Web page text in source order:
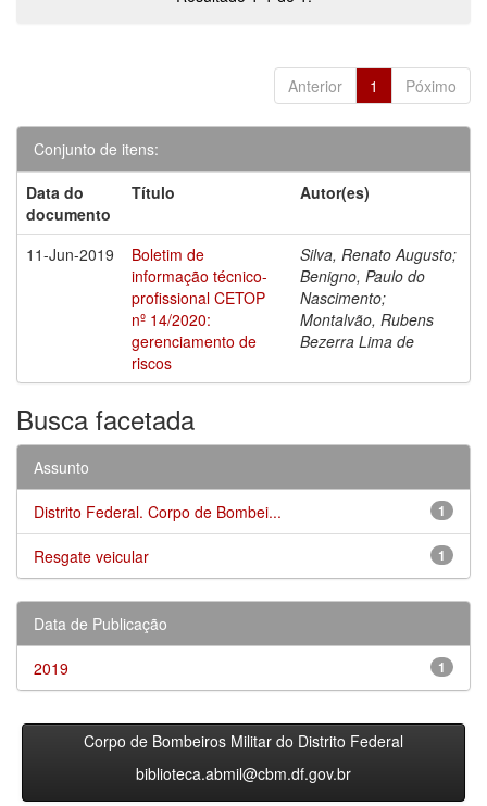
Anterior 1 Póximo
Conjunto de itens:
Data do
documento
Título Autor(es)
11-Jun-2019
Boletim de
informação técnico-
profissional CETOP
nº 14/2020:
gerenciamento de
riscos
Silva, Renato Augusto;
Benigno, Paulo do
Nascimento;
Montalvão, Rubens
Bezerra Lima de
Busca facetada
Assunto
1
Distrito Federal. Corpo de Bombei...
1
Resgate veicular
Data de Publicação
1
2019
Corpo de Bombeiros Militar do Distrito Federal
biblioteca.abmil@cbm.df.gov.br